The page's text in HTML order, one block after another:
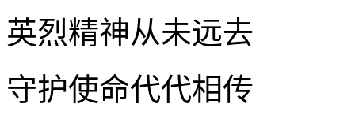
英烈精神从未远去
守护使命代代相传